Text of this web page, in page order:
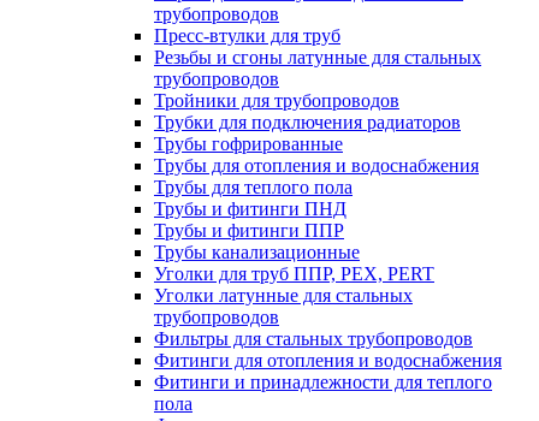
трубопроводов
Пресс-втулки для труб
Резьбы и сгоны латунные для стальных
трубопроводов
Тройники для трубопроводов
Трубки для подключения радиаторов
Трубы гофрированные
Трубы для отопления и водоснабжения
Трубы для теплого пола
Трубы и фитинги ПНД
Трубы и фитинги ППР
Трубы канализационные
Уголки для труб ППР, PEX, PERT
Уголки латунные для стальных
трубопроводов
Фильтры для стальных трубопроводов
Фитинги для отопления и водоснабжения
Фитинги и принадлежности для теплого
пола